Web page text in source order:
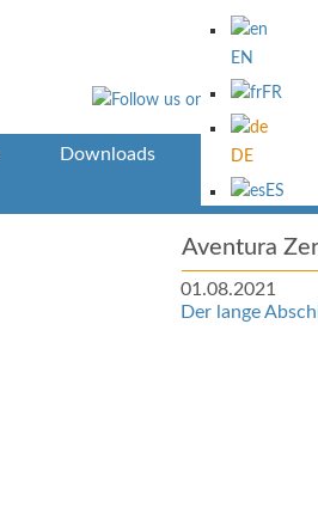
EN
FR
DE
ES
Downloads Über Uns
Aventura
01.08.2021
Der lange